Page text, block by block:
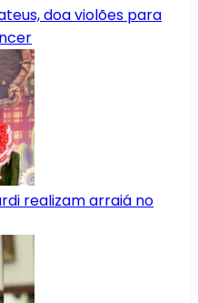
doa violões para
realizam arraiá no